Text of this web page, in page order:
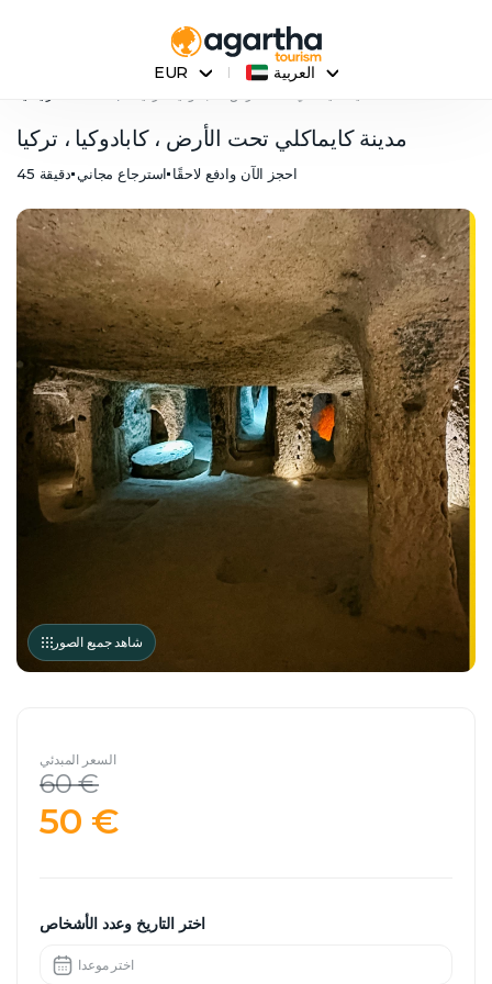
EUR العربية
مدينة كايماكلي تحت الأرض ، كابادوكيا ، تركيا
45 دقيقة استرجاع مجاني احجز الآن وادفع لاحقًا
شاهد جميع الصور
السعر المبدئي
60 €
50 €
اختر التاريخ وعدد الأشخاص
اختر موعدا